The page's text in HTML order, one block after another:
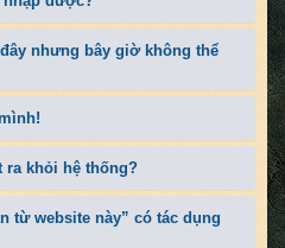
nhưng bây giờ không thể
ra khỏi hệ thống?
từ website này” có tác dụng